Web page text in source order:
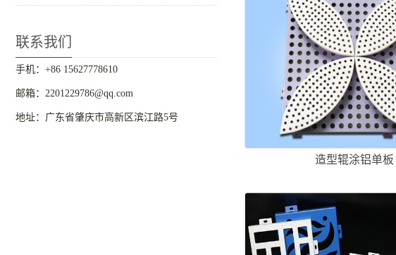
联系我们
手机：+86 15627778610
邮箱：2201229786@qq.com
地址：广东省肇庆市高新区滨江路5号
造型辊涂铝单板